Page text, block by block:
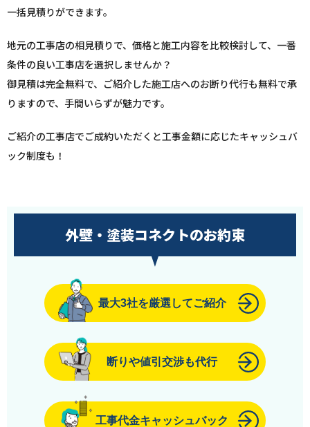
一括見積りができます。
地元の工事店の相見積りで、価格と施工内容を比較検討して、一番
条件の良い工事店を選択しませんか？
御見積は完全無料で、ご紹介した施工店へのお断り代行も無料で承
りますので、手間いらずが魅力です。
ご紹介の工事店でご成約いただくと工事金額に応じたキャッシュバ
ック制度も！
外壁・塗装コネクトのお約束
最大3社を厳選してご紹介
断りや値引交渉も代行
工事代金キャッシュバック